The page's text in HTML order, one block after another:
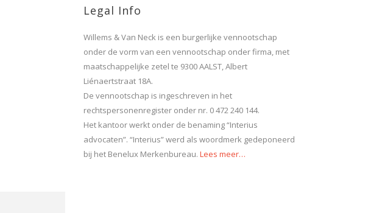
Legal Info
Willems & Van Neck is een burgerlijke vennootschap
onder de vorm van een vennootschap onder firma, met
maatschappelijke zetel te 9300 AALST, Albert
Liénaertstraat 18A.
De vennootschap is ingeschreven in het
rechtspersonenregister onder nr. 0 472 240 144.
Het kantoor werkt onder de benaming “Interius
advocaten”. “Interius” werd als woordmerk gedeponeerd
bij het Benelux Merkenbureau. Lees meer…